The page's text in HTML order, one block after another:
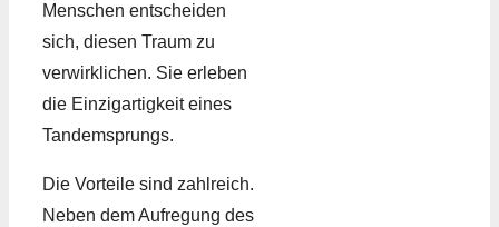
Menschen entscheiden
sich, diesen Traum zu
verwirklichen. Sie erleben
die Einzigartigkeit eines
Tandemsprungs.
Die Vorteile sind zahlreich.
Neben dem Aufregung des